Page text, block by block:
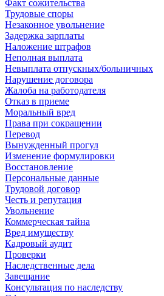
Факт сожительства
Трудовые споры
Незаконное увольнение
Задержка зарплаты
Наложение штрафов
Неполная выплата
Невыплата отпускных/больничных
Нарушение договора
Жалоба на работодателя
Отказ в приеме
Моральный вред
Права при сокращении
Перевод
Вынужденный прогул
Изменение формулировки
Восстановление
Персональные данные
Трудовой договор
Честь и репутация
Увольнение
Коммерческая тайна
Вред имуществу
Кадровый аудит
Проверки
Наследственные дела
Завещание
Консультация по наследству